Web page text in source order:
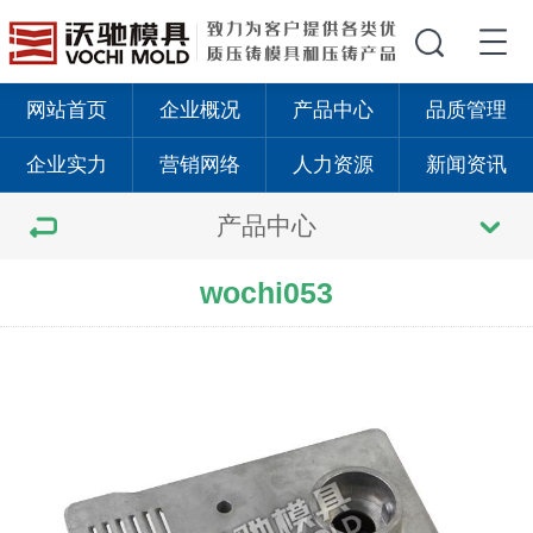
网站首页 企业概况 产品中心 品质管理
企业实力 营销网络 人力资源 新闻资讯
产品中心
wochi053